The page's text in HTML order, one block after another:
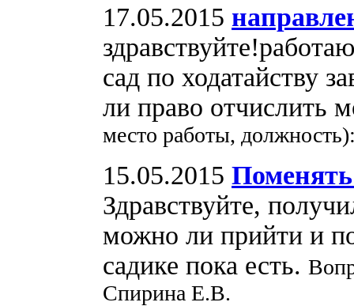
17.05.2015
сад по ходатайству
ли право отчислить
место работы,
15.05.2015
Здравствуйте,
можно ли прийти и
садике пока есть.
Спирина Е.В.